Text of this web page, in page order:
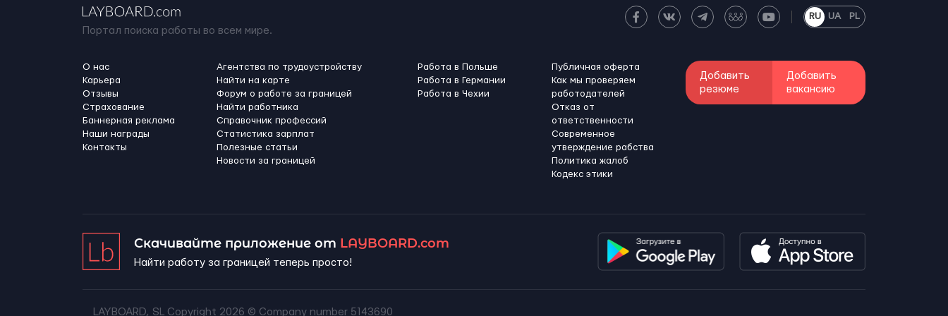
Портал поиска работы во всем мире.
RU UA PL
О нас
Карьера
Отзывы
Страхование
Баннерная реклама
Наши награды
Контакты
Агентства по трудоустройству
Найти на карте
Форум о работе за границей
Найти работника
Справочник профессий
Статистика зарплат
Полезные статьи
Новости за границей
Работа в Польше
Работа в Германии
Работа в Чехии
Публичная оферта
Как мы проверяем
работодателей
Отказ от
ответственности
Современное
утверждение рабства
Политика жалоб
Кодекс этики
Добавить
резюме
Добавить
вакансию
Скачивайте приложение от LAYBOARD.com
Найти работу за границей теперь просто!
LAYBOARD, SL Copyright 2026 © Company number 5143690